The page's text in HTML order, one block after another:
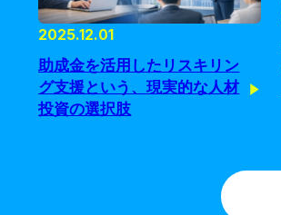
2025.12.01
助成金を活用したリスキリン
グ支援という、現実的な人材
投資の選択肢